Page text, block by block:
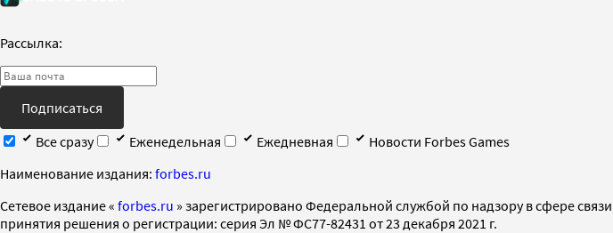
Рассылка:
Подписаться
Все сразу
Еженедельная Ежедневная
Новости Forbes Games
Наименование издания: forbes.ru
Cетевое издание « forbes.ru » зарегистрировано Федеральной службой по надзору в сфере
принятия решения о регистрации: серия Эл № ФС77-82431 от 23 декабря 2021 г.